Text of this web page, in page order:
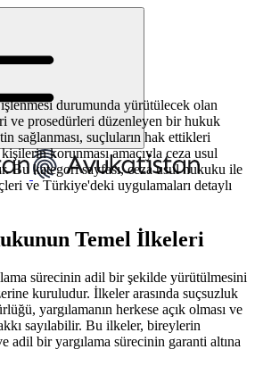
durumunda yürütülecek olan
ve prosedürleri düzenleyen bir hukuk
sağlanması, suçluların hak ettikleri
korunması amacıyla ceza usul
Bu kategori sayfası, ceza usul hukuku ile
ve Türkiye'deki uygulamaları detaylı
Temel İlkeleri
sürecinin adil bir şekilde yürütülmesini
kuruludur. İlkeler arasında suçsuzluk
yargılamanın herkese açık olması ve
sayılabilir. Bu ilkeler, bireylerin
adil bir yargılama sürecinin garanti altına